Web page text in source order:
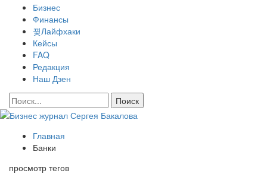
Бизнес
Финансы
Лайфхаки
Кейсы
FAQ
Редакция
Наш Дзен
Главная
Банки
просмотр тегов